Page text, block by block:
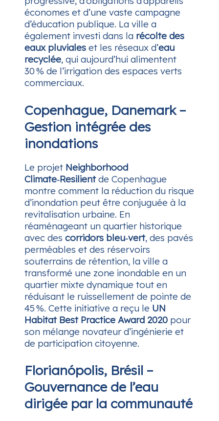
économes et d’une vaste campagne
d’éducation publique. La ville a
également investi dans la récolte des
eaux pluviales et les réseaux d’eau
recyclée, qui aujourd’hui alimentent
30 % de l’irrigation des espaces verts
commerciaux.
Copenhague, Danemark –
Gestion intégrée des
inondations
Le projet Neighborhood
Climate‑Resilientde Copenhague
montre comment la réduction du risque
d’inondation peut être conjuguée à la
revitalisation urbaine. En
réaménageant un quartier historique
avec des corridors bleu‑vert, des pavés
perméables et des réservoirs
souterrains de rétention, la ville a
transformé une zone inondable en un
quartier mixte dynamique tout en
réduisant le ruissellement de pointe de
45 %. Cette initiative a reçu le UN
Habitat Best Practice Award 2020 pour
son mélange novateur d’ingénierie et
de participation citoyenne.
Florianópolis, Brésil –
Gouvernance de l’eau
dirigée par la communauté